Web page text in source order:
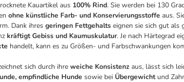
Kauartikel aus 100% Rind. Sie werden bei 130
ohne künstliche Farb- und Konservierungsstoffe aus.
Dank ihres geringen Fettgehalts eignen sie sich gut als
kräftigt Gebiss und Kaumuskulatur. Je nach Härtegrad
handelt, kann es zu Größen- und Farbschwankungen
sich durch ihre weiche Konsistenz aus, lässt sich
empfindliche Hunde sowie bei Übergewichtund